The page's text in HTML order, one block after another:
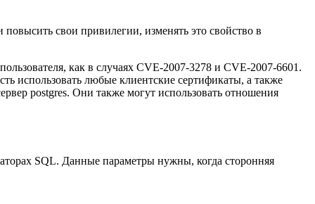
повысить свои привилегии, изменять это свойство в
как в случаях CVE-2007-3278 и CVE-2007-6601.
использовать любые клиентские сертификаты, а также
postgres. Они также могут использовать отношения
SQL. Данные параметры нужны, когда сторонняя